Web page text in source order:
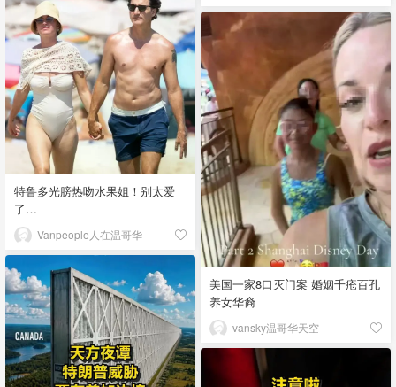
特鲁多光膀热吻水果姐！别太爱
了…
Vanpeople人在温哥华
美国一家8口灭门案 婚姻千疮百孔
养女华裔
vansky温哥华天空